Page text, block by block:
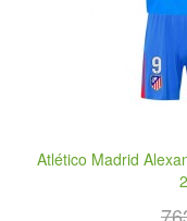
Atlético Madrid